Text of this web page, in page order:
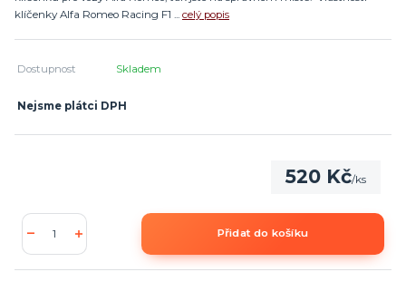
klíčenky Alfa Romeo Racing F1 ... celý popis
Dostupnost Skladem
Nejsme plátci DPH
520 Kč/ks
Přidat do košíku